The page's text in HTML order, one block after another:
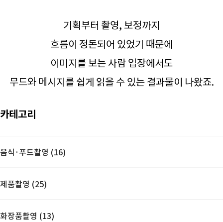
기획부터 촬영, 보정까지
흐름이 정돈되어 있었기 때문에
이미지를 보는 사람 입장에서도
무드와 메시지를 쉽게 읽을 수 있는 결과물이 나왔죠.
카테고리
음식·푸드촬영 (16)
제품촬영 (25)
화장품촬영 (13)